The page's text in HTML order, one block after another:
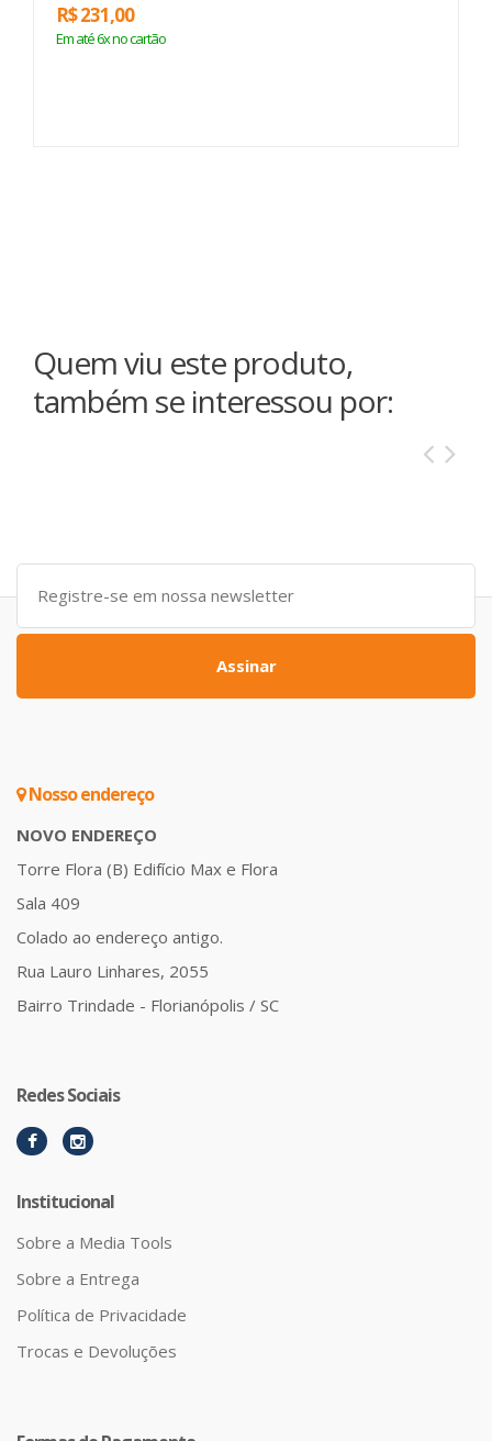
R$ 231,00
Em até 6x no cartão
Quem viu este produto,
também se interessou por:
Assinar
Nosso endereço
NOVO ENDEREÇO
Torre Flora (B) Edifício Max e Flora
Sala 409
Colado ao endereço antigo.
Rua Lauro Linhares, 2055
Bairro Trindade - Florianópolis / SC
Redes Sociais
Institucional
Sobre a Media Tools
Sobre a Entrega
Política de Privacidade
Trocas e Devoluções